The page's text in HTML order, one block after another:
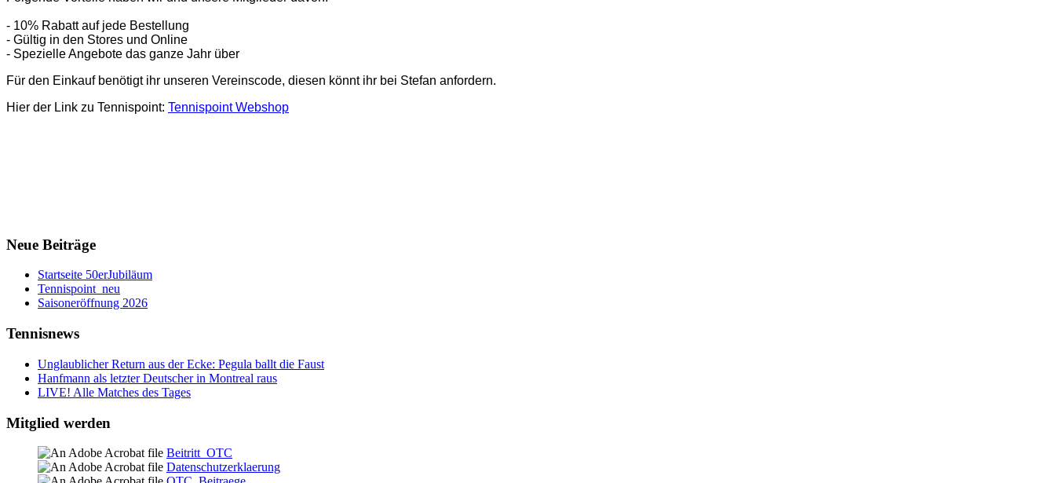
- 10% Rabatt auf jede Bestellung
- Gültig in den Stores und Online
- Spezielle Angebote das ganze Jahr über
Für den Einkauf benötigt ihr unseren Vereinscode, diesen könnt ihr bei Stefan anfordern.
Hier der Link zu Tennispoint: Tennispoint Webshop
Neue Beiträge
Startseite 50erJubiläum
Tennispoint_neu
Saisoneröffnung 2026
Tennisnews
Unglaublicher Return aus der Ecke: Pegula ballt die Faust
Hanfmann als letzter Deutscher in Montreal raus
LIVE! Alle Matches des Tages
Mitglied werden
Beitritt_OTC
Datenschutzerklaerung